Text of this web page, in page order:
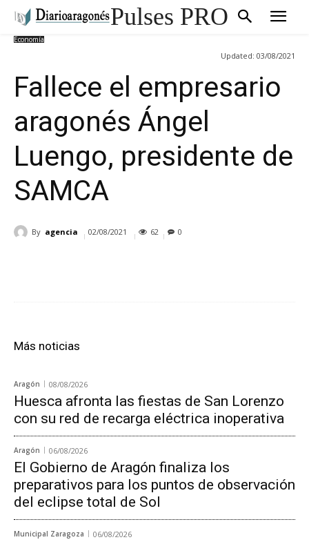
Pulses PRO
Economía
Updated: 03/08/2021
Fallece el empresario
aragonés Ángel
Luengo, presidente de
SAMCA
By agencia 02/08/2021 62 0
Más noticias
Aragón 08/08/2026
Huesca afronta las fiestas de San Lorenzo
con su red de recarga eléctrica inoperativa
Aragón 06/08/2026
El Gobierno de Aragón finaliza los
preparativos para los puntos de observación
del eclipse total de Sol
Municipal Zaragoza 06/08/2026